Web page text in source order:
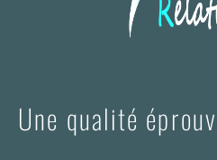
Une qualité